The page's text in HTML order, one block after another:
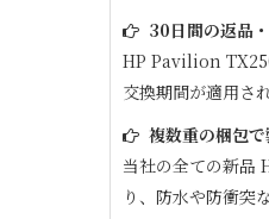
30日間の返品
HP Pavilion
交換期間が適用され
複数重の梱包
当社の全ての新品
り、防水や防衝突